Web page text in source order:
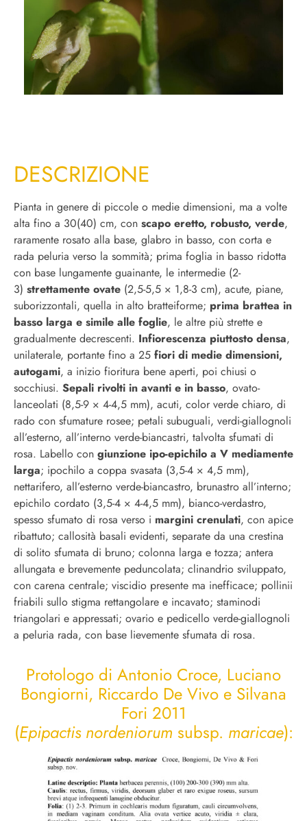
DESCRIZIONE
Pianta in genere di piccole o medie dimensioni, ma a volte
alta fino a 30(40) cm, con scapo eretto, robusto, verde,
raramente rosato alla base, glabro in basso, con corta e
rada peluria verso la sommità; prima foglia in basso ridotta
con base lungamente guainante, le intermedie (2-
3) strettamente ovate (2,5-5,5 × 1,8-3 cm), acute, piane,
suborizzontali, quella in alto bratteiforme; prima brattea in
basso larga e simile alle foglie, le altre più strette e
gradualmente decrescenti. Infiorescenza piuttosto densa,
unilaterale, portante fino a 25 fiori di medie dimensioni,
autogami, a inizio fioritura bene aperti, poi chiusi o
socchiusi. Sepali rivolti in avanti e in basso, ovato-
lanceolati (8,5-9 × 4-4,5 mm), acuti, color verde chiaro, di
rado con sfumature rosee; petali subuguali, verdi-giallognoli
all’esterno, all’interno verde-biancastri, talvolta sfumati di
rosa. Labello con giunzione ipo-epichilo a V mediamente
larga; ipochilo a coppa svasata (3,5-4 × 4,5 mm),
nettarifero, all’esterno verde-biancastro, brunastro all’interno;
epichilo cordato (3,5-4 × 4-4,5 mm), bianco-verdastro,
spesso sfumato di rosa verso i margini crenulati, con apice
ribattuto; callosità basali evidenti, separate da una crestina
di solito sfumata di bruno; colonna larga e tozza; antera
allungata e brevemente peduncolata; clinandrio sviluppato,
con carena centrale; viscidio presente ma inefficace; pollinii
friabili sullo stigma rettangolare e incavato; staminodi
triangolari e appressati; ovario e pedicello verde-giallognoli
a peluria rada, con base lievemente sfumata di rosa.
Protologo di Antonio Croce, Luciano
Bongiorni, Riccardo De Vivo e Silvana
Fori 2011
(Epipactis nordeniorum subsp. maricae):